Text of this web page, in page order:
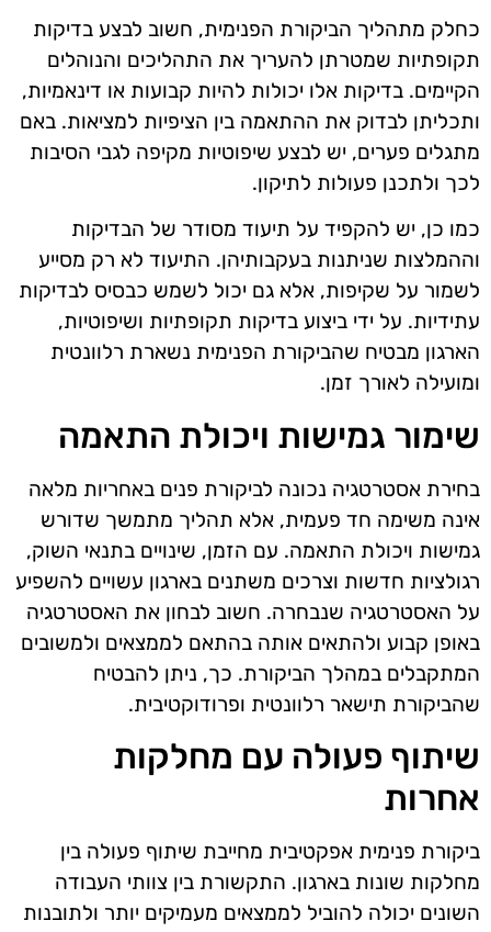
כחלק מתהליך הביקורת הפנימית, חשוב לבצע בדיקות
תקופתיות שמטרתן להעריך את התהליכים והנוהלים
הקיימים. בדיקות אלו יכולות להיות קבועות או דינאמיות,
ותכליתן לבדוק את ההתאמה בין הציפיות למציאות. באם
מתגלים פערים, יש לבצע שיפוטיות מקיפה לגבי הסיבות
לכך ולתכנן פעולות לתיקון.
כמו כן, יש להקפיד על תיעוד מסודר של הבדיקות
וההמלצות שניתנות בעקבותיהן. התיעוד לא רק מסייע
לשמור על שקיפות, אלא גם יכול לשמש כבסיס לבדיקות
עתידיות. על ידי ביצוע בדיקות תקופתיות ושיפוטיות,
הארגון מבטיח שהביקורת הפנימית נשארת רלוונטית
ומועילה לאורך זמן.
שימור גמישות ויכולת התאמה
בחירת אסטרטגיה נכונה לביקורת פנים באחריות מלאה
אינה משימה חד פעמית, אלא תהליך מתמשך שדורש
גמישות ויכולת התאמה. עם הזמן, שינויים בתנאי השוק,
רגולציות חדשות וצרכים משתנים בארגון עשויים להשפיע
על האסטרטגיה שנבחרה. חשוב לבחון את האסטרטגיה
באופן קבוע ולהתאים אותה בהתאם לממצאים ולמשובים
המתקבלים במהלך הביקורת. כך, ניתן להבטיח
שהביקורת תישאר רלוונטית ופרודוקטיבית.
שיתוף פעולה עם מחלקות
אחרות
ביקורת פנימית אפקטיבית מחייבת שיתוף פעולה בין
מחלקות שונות בארגון. התקשורת בין צוותי העבודה
השונים יכולה להוביל לממצאים מעמיקים יותר ולתובנות